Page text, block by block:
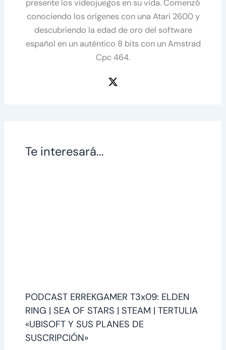
presente los videojuegos en su vida. Comenzó
conociendo los orígenes con una Atari 2600 y
descubriendo la edad de oro del software
español en un auténtico 8 bits con un Amstrad
Cpc 464.
Te interesará...
PODCAST ERREKGAMER T3x09: ELDEN
RING | SEA OF STARS | STEAM | TERTULIA
«UBISOFT Y SUS PLANES DE
SUSCRIPCIÓN»